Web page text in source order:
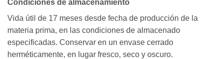
Condiciones de almacenamiento
Vida útil de 17 meses desde fecha de producción de la
materia prima, en las condiciones de almacenado
especificadas. Conservar en un envase cerrado
herméticamente, en lugar fresco, seco y oscuro.